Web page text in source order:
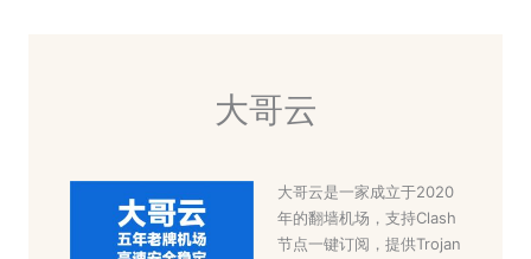
大哥云
大哥云是一家成立于2020
年的翻墙机场，支持Clash
节点一键订阅，提供Trojan